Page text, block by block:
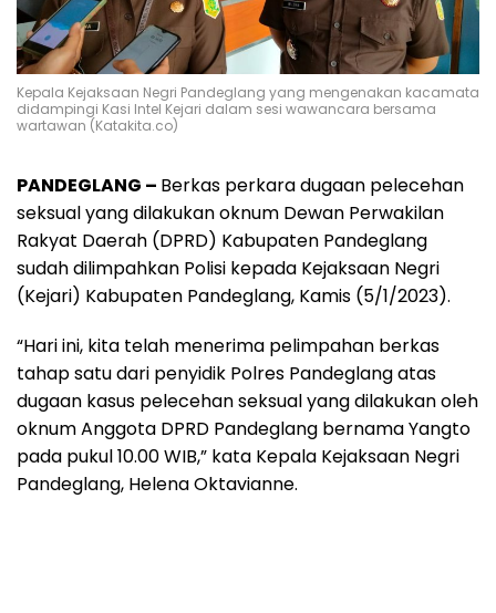
Kepala Kejaksaan Negri Pandeglang yang mengenakan kacamata
didampingi Kasi Intel Kejari dalam sesi wawancara bersama
wartawan (Katakita.co)
PANDEGLANG – Berkas perkara dugaan pelecehan
seksual yang dilakukan oknum Dewan Perwakilan
Rakyat Daerah (DPRD) Kabupaten Pandeglang
sudah dilimpahkan Polisi kepada Kejaksaan Negri
(Kejari) Kabupaten Pandeglang, Kamis (5/1/2023).
“Hari ini, kita telah menerima pelimpahan berkas
tahap satu dari penyidik Polres Pandeglang atas
dugaan kasus pelecehan seksual yang dilakukan oleh
oknum Anggota DPRD Pandeglang bernama Yangto
pada pukul 10.00 WIB,” kata Kepala Kejaksaan Negri
Pandeglang, Helena Oktavianne.